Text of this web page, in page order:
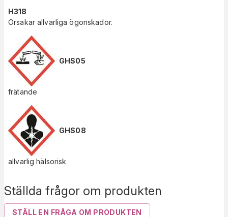
Ställda frågor om produkten
STÄLL EN FRÅGA OM PRODUKTEN
H318
Orsakar allvarliga ögonskador.
GHS05
frätande
GHS08
allvarlig hälsorisk